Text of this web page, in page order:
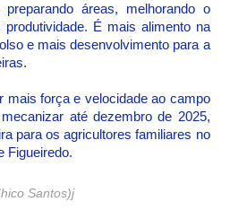
preparando áreas, melhorando o
É mais alimento na
e mais desenvolvimento para a
mais força e velocidade ao campo
até dezembro de 2025,
para os agricultores familiares no
Figueiredo.
Santos)j